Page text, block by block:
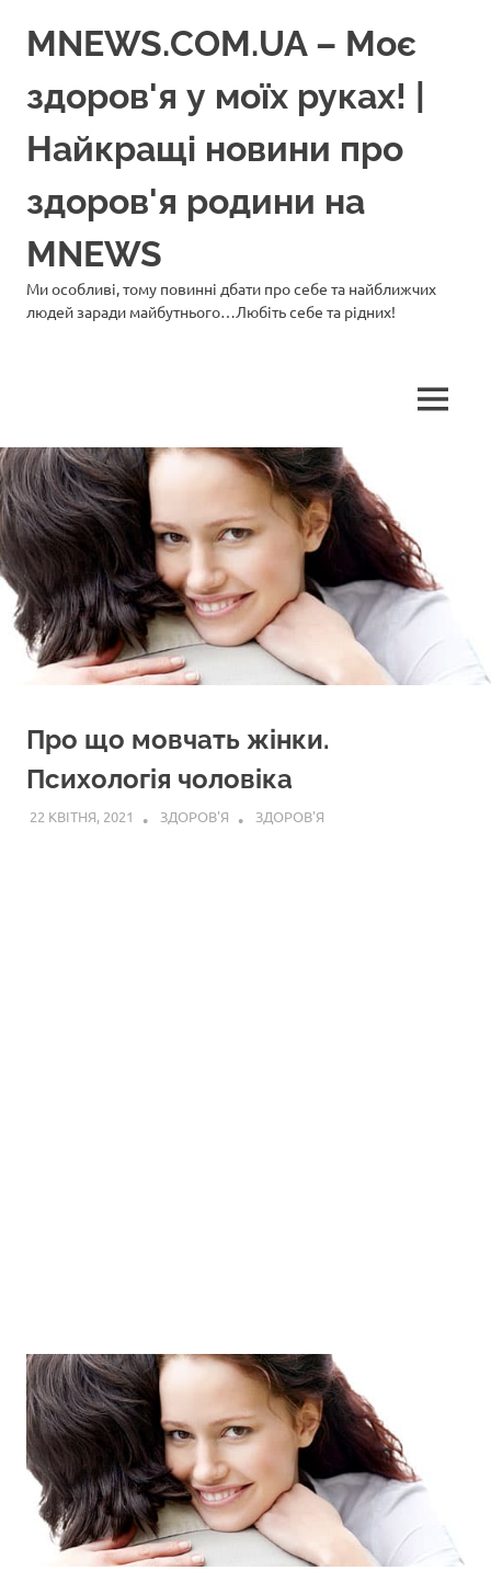
MNEWS.COM.UA – Моє
здоров'я у моїх руках! |
Найкращі новини про
здоров'я родини на
MNEWS
Ми особливі, тому повинні дбати про себе та найближчих
людей заради майбутнього…Любіть себе та рідних!
МЕНЮ
Про що мовчать жінки.
Психологія чоловіка
22 КВІТНЯ, 2021 ЗДОРОВ'Я ЗДОРОВ'Я